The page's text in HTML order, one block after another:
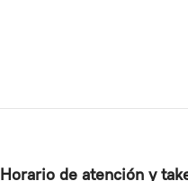
Horario de atención y